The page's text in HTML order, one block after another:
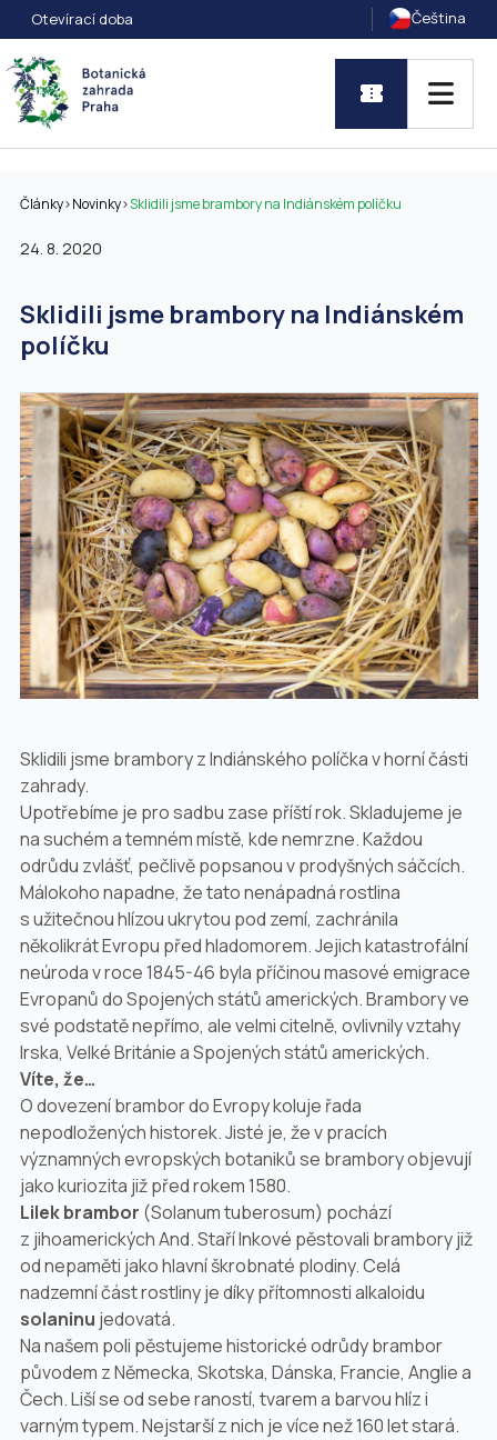
Otevírací doba Čeština
Články>Novinky>Sklidili jsme brambory na Indiánském políčku
24. 8. 2020
Sklidili jsme brambory na Indiánském
políčku
Sklidili jsme brambory z Indiánského políčka v horní části
zahrady.
Upotřebíme je pro sadbu zase příští rok. Skladujeme je
na suchém a temném místě, kde nemrzne. Každou
odrůdu zvlášť, pečlivě popsanou v prodyšných sáčcích.
Málokoho napadne, že tato nenápadná rostlina
s užitečnou hlízou ukrytou pod zemí, zachránila
několikrát Evropu před hladomorem. Jejich katastrofální
neúroda v roce 1845-46 byla příčinou masové emigrace
Evropanů do Spojených států amerických. Brambory ve
své podstatě nepřímo, ale velmi citelně, ovlivnily vztahy
Irska, Velké Británie a Spojených států amerických.
Víte, že…
O dovezení brambor do Evropy koluje řada
nepodložených historek. Jisté je, že v pracích
významných evropských botaniků se brambory objevují
jako kuriozita již před rokem 1580.
Lilek brambor (Solanum tuberosum) pochází
z jihoamerických And. Staří Inkové pěstovali brambory již
od nepaměti jako hlavní škrobnaté plodiny. Celá
nadzemní část rostliny je díky přítomnosti alkaloidu
solaninu jedovatá.
Na našem poli pěstujeme historické odrůdy brambor
původem z Německa, Skotska, Dánska, Francie, Anglie a
Čech. Liší se od sebe raností, tvarem a barvou hlíz i
varným typem. Nejstarší z nich je více než 160 let stará.